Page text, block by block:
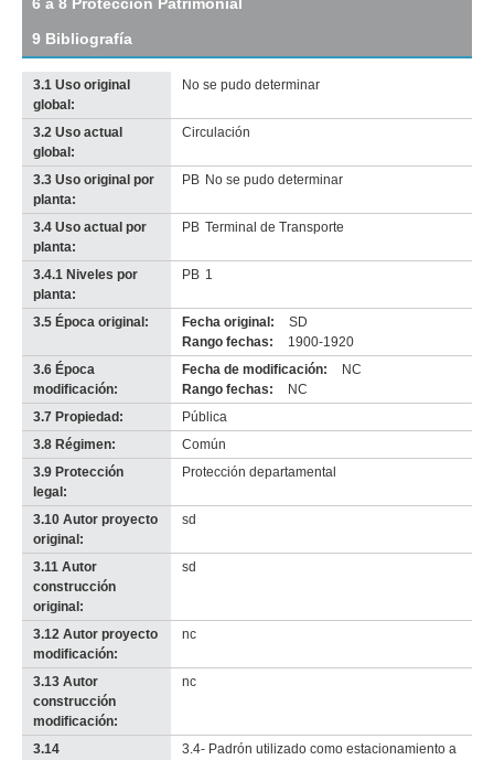
original
6 a 8 Protección Patrimonial
9 Bibliografía
3.1 Uso original
global:
No se pudo determinar
3.2 Uso actual
global:
Circulación
3.3 Uso original por
planta:
PB No se pudo determinar
3.4 Uso actual por
planta:
PB Terminal de Transporte
3.4.1 Niveles por
planta:
PB 1
3.5 Época original: Fecha original:
SD
Rango fechas:
1900-1920
3.6 Época
modificación:
Fecha de modificación:
NC
Rango fechas:
NC
3.7 Propiedad:
Pública
3.8 Régimen:
Común
3.9 Protección
legal:
Protección departamental
3.10 Autor proyecto
original:
sd
3.11 Autor
construcción
original:
sd
3.12 Autor proyecto
modificación:
nc
3.13 Autor
construcción
modificación:
nc
3.14
3.4- Padrón utilizado como estacionamiento a